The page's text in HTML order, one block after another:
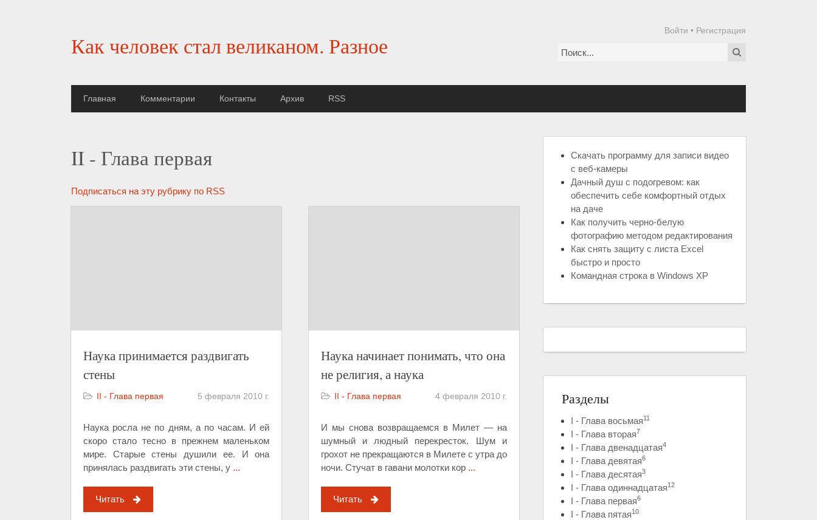
Как человек стал великаном. Разное
Войти • Регистрация
Главная Комментарии Контакты Архив RSS
II - Глава первая
Подписаться на эту рубрику по RSS
Наука принимается раздвигать
стены
II - Глава первая 5 февраля 2010 г.
Наука росла не по дням, а по часам. И ей
скоро стало тесно в прежнем маленьком
мире. Старые стены душили ее. И она
принялась раздвигать эти стены, у ...
Читать
Наука начинает понимать, что она
не религия, а наука
II - Глава первая 4 февраля 2010 г.
И мы снова возвращаемся в Милет — на
шумный и людный перекресток. Шум и
грохот не прекращаются в Милете с утра до
ночи. Стучат в гавани молотки кор ...
Читать
Скачать программу для записи видео
с веб-камеры
Дачный душ с подогревом: как
обеспечить себе комфортный отдых
на даче
Как получить черно-белую
фотографию методом редактирования
Как снять защиту с листа Excel
быстро и просто
Командная строка в Windows XP
Разделы
I - Глава восьмая11
I - Глава вторая7
I - Глава двенадцатая4
I - Глава девятая6
I - Глава десятая3
I - Глава одиннадцатая12
I - Глава первая6
I - Глава пятая10